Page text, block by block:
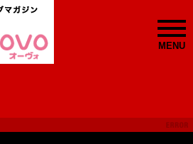
MENU